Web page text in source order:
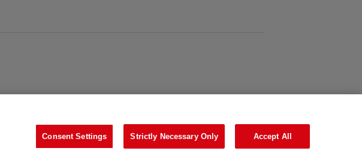
Ochrona danych i pliki cookies
Consent Settings Strictly Necessary Only Accept All